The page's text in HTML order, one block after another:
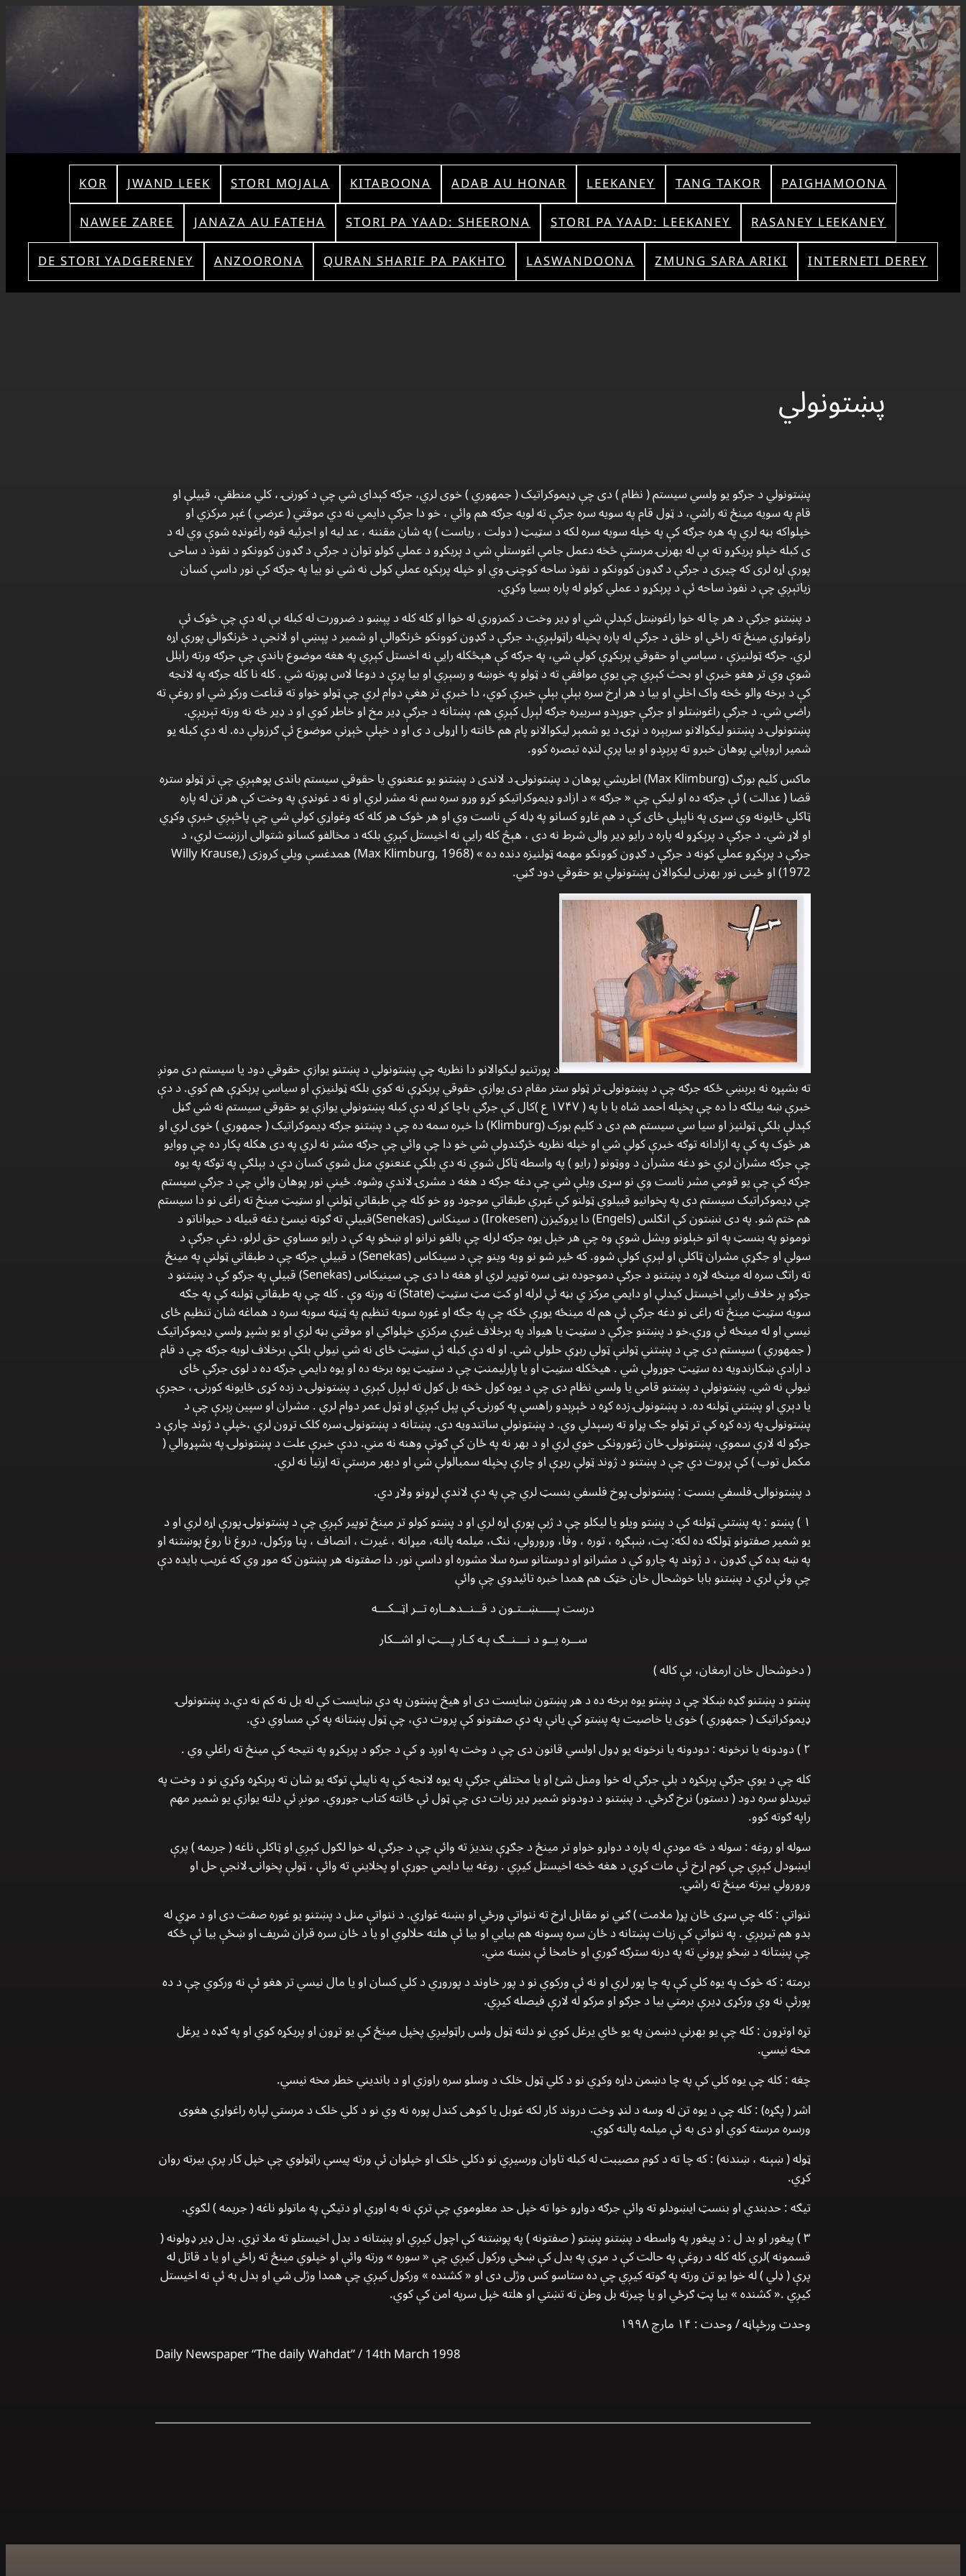
KOR JWAND LEEK STORI MOJALA KITABOONA ADAB AU HONAR LEEKANEY TANG TAKOR
PAIGHAMOONA
NAWEE ZAREE
JANAZA AU FATEHA STORI PA YAAD: SHEERONA STORI PA YAAD: LEEKANEY
RASANEY LEEKANEY
DE STORI YADGERENEY
ANZOORONA QURAN SHARIF PA PAKHTO LASWANDOONA ZMUNG SARA ARIKI INTERNETI DEREY
پښتونولي
پښتونولي د جرګو یو ولسي سیستم ( نظام ) دی چې ډیموکراتیک ( جمهوري ) خوی لري، جرګه کېدای شي چې د کورنۍ ، کلي منطقې، قبیلې او
قام په سویه مینځ ته راشي، د ټول قام په سویه سره جرګې ته لویه جرګه هم وائي ، خو دا جرګې دایمي نه دي موقتي ( عرضي ) غېر مرکزي او
خپلواکه بڼه لري په هره جرګه کې په خپله سویه سره لکه د سټیټ ( دولت ، ریاست ) په شان مقننه ، عد لیه او اجرئیه قوه راغونډه شوې وي له د
ی کبله خپلو پریکړو ته بې له بهرنۍ مرستې څخه دعمل جامې اغوستلې شي د پریکړو د عملي کولو توان د جرګې د ګډون کوونکو د نفوذ د ساحی
پورې اړه لری که چيری د جرګې د ګډون کوونکو د نفوذ ساحه کوچنۍ وي او خپله پرېکړه عملي کولی نه شي نو بیا په جرګه کې نور داسې کسان
زیاتېږي چې د نفوذ ساحه ئې د پرېکړو د عملي کولو له پاره بسیا وکړي.
د پښتنو جرګې د هر چا له خوا راغوښتل کېدلې شي او ډیر وخت د کمزوري له خوا او کله کله د پېښو د ضرورت له کبله بې له دې چې څوک ئې
راوغواړي مینځ ته راځي او خلق د جرګې له پاره پخپله راټولېږي.د جرګې د ګډون کوونکو څرنګوالې او شمیر د پېښې او لانجې د څرنګوالي پورې اړه
لري. جرګه ټولنیزې ، سیاسي او حقوقي پرېکړې کولې شي، په جرګه کې هېڅکله رايې نه اخستل کېږي په هغه موضوع باندې چې جرګه ورته رابلل
شوې وي تر هغو خبرې او بحث کېږي چې یوې موافقې ته د ټولو په خوښه و رسېږي او بیا پرې د دوعا لاس پورته شي . کله نا کله جرګه په لانجه
کې د برخه والو څخه واک اخلي او بیا د هر اړخ سره بېلې بېلې خبرې کوي، دا خبرې تر هغې دوام لري چې ټولو خواو ته قناعت ورکړ شي او روغې ته
راضي شي. د جرګې راغوښتلو او جرګې جوړېدو سربیره جرګه لېږل کېږي هم، پښتانه د جرګې ډیر مخ او خاطر کوي او د ډیر څه نه ورته تېریږي.
پښتونولۍ د پښتنو لیکوالانو سربېره د نړۍ د یو شمېر لیکوالانو پام هم ځانته را اړولی د ی او د خپلې څېړنې موضوع ئې ګرزولې ده. له دې کبله یو
شمیر اروپايي پوهان خبرو ته پرېږدو او بیا پرې لنډه تبصره کوو.
ماکس کلیم بورګ (Max Klimburg) اطریشي پوهان د پښتونولۍ د لاندی د پښتنو یو عنعنوي یا حقوقي سیستم باندی پوهېږي چې تر ټولو ستره
قضا ( عدالت ) ئې جرګه ده او لیکې چې « جرګه » د ازادو ډیموکراتیکو کړو وړو سره سم نه مشر لري او نه د غونډې په وخت کې هر تن له پاره
ټاکلي ځایونه وي سړی په ناپېلي ځای کې د هم غاړو کسانو په ډله کې ناست وي او هر څوک هر کله که وغواړي کولې شي چې پاڅېږي خبرې وکړي
او لاړ شي. د جرګې د پرېکړو له پاره د رایو ډیر والی شرط نه دی ، هېڅ کله رايې نه اخیستل کېږي بلکه د مخالفو کسانو شتوالی ارزښت لري، د
جرګې د پرېکړو عملي کونه د جرګې د ګډون کوونکو مهمه ټولنیزه دنده ده » (Max Klimburg, 1968) همدغسې ویلي کروزی (Willy Krause,
1972) او ځینی نور بهرنی لیکوالان پښتونولي یو حقوقي دود ګڼي.
د پورتنیو لیکوالانو دا نظریه چې پښتونولي د پښتنو یوازې حقوقي دود یا سیستم دی مونږ
ته بشپړه نه برېښي ځکه جرګه چې د پښتونولۍ تر ټولو ستر مقام دی یوازې حقوقي پرېکړې نه کوي بلکه ټولنیزې او سیاسي پرېکړې هم کوي. د دې
خبرې ښه بیلګه دا ده چې پخپله احمد شاه با با په ( ۱۷۴۷ ع )کال کې جرګې باچا کړ له دې کبله پښتونولي یوازې یو حقوقي سیستم نه شي ګڼل
کېدلې بلکې ټولنیز او سیا سي سیستم هم دی د کلیم بورک (Klimburg) دا خبره سمه ده چې د پښتنو جرګه ډیموکراتیک ( جمهوري ) خوی لري او
هر څوک په کې په ازادانه توګه خبرې کولې شي او خپله نظریه څرګندولې شي خو دا چې وائي چې جرګه مشر نه لري په دی هکله پکار ده چې ووایو
چې جرګه مشران لري خو دغه مشران د ووټونو ( رایو ) په واسطه ټاکل شوي نه دي بلکې عنعنوي منل شوي کسان دي د بېلګې په توګه په یوه
جرګه کې چې یو قومي مشر ناست وي نو سړی ویلې شي چې دغه جرګه د هغه د مشرۍ لاندې وشوه. ځینې نور پوهان وائي چې د جرګې سیستم
چې ډیموکراتیک سیستم دی په پخوانیو قبیلوي ټولنو کې غېرې طبقاتي موجود وو خو کله چې طبقاتي ټولنې او سټیټ مینځ ته راغی نو دا سیستم
هم ختم شو. په دی نښتون کې انګلس (Engels) دا یروکیزن (Irokesen) د سینکاس (Senekas)قبیلې ته ګوته نیسئ دغه قبیله د حیواناتو د
نومونو په بنسټ په اتو خېلونو ویشل شوې وه چې هر خېل یوه جرګه لرله چې بالغو نرانو او ښځو په کې د رایو مساوي حق لرلو، دغې جرګې د
سولې او جګړې مشران ټاکلې او لېرې کولې شوو. که ځیر شو نو وبه وینو چې د سینکاس (Senekas) د قبیلې جرګه چې د طبقاتي ټولنې په مینځ
ته راتګ سره له مینځه لاړه د پښتنو د جرګې دموجوده بڼی سره توپیر لري او هغه دا دی چې سینیکاس (Senekas) قبیلې په جرګو کې د پښتنو د
جرګو پر خلاف رايې اخیستل کیدلې او دایمي مرکز ي بڼه ئې لرله او کټ مټ سټیټ (State) ته ورته وې . کله چې په طبقاتي ټولنه کې په جګه
سویه سټیټ مینځ ته راغی نو دغه جرګې ئې هم له مینځه یوړې ځکه چې په جګه او غوره سویه تنظیم په ټیټه سویه سره د هماغه شان تنظیم ځای
نیسي او له مینځه ئې وړي.خو د پښتنو جرګې د سټیټ یا هیواد په برخلاف غیرې مرکزي خپلواکي او موقتي بڼه لري او یو بشپړ ولسي ډیموکراتیک
( جمهوري ) سیستم دی چې د پښتني ټولنې ټولې ربړې حلولې شي. او له دې کبله ئې سټیټ ځای نه شي نیولې بلکې برخلاف لویه جرګه چې د قام
د ارادې ښکارندویه ده سټیټ جوړولې شي . هیڅکله سټیټ او یا پارلیمنټ چې د سټیټ یوه برخه ده او یوه دایمي جرګه ده د لوی جرګې ځای
نیولې نه شي. پښتونولې د پښتنو قامي یا ولسي نظام دی چې د یوه کول څخه بل کول ته لېږل کېږي د پښتونولۍ د زده کړی ځایونه کورنۍ ، حجرې
یا دېري او پښتني ټولنه ده. د پښتونولۍ زده کړه د ځېږېدو راهسې په کورنۍ کې پېل کېږي او ټول عمر دوام لري . مشران او سپین ږېرې چې د
پښتونولۍ په زده کړه کې تر ټولو جګ پړاو ته رسېدلي وي. د پښتونولې ساتندويه دی. پښتانه د پښتونولۍ سره کلک تړون لري ،خپلې د ژوند چارې د
جرګو له لارې سموي، پښتونولۍ ځان ژغورونکی خوي لري او د بهر نه په ځان کې ګوتې وهنه نه مني. ددې خبرې علت د پښتونولۍ په بشپړوالي (
مکمل توب ) کې پروت دي چې د پښتنو د ژوند ټولې ربړې او چارې پخپله سمبالولې شي او دبهر مرستې ته اړتیا نه لري.
د پښتونوالۍ فلسفي بنسټ :پښتونولۍ پوخ فلسفي بنسټ لري چې په دې لاندې لړونو ولاړ دي.
۱ ) پښتو : په پښتني ټولنه کې د پښتو ویلو یا لیکلو چې د ژبې پورې اړه لري او د پښتو کولو تر مینځ توپیر کېږي چې د پښتونولۍ پورې اړه لري او د
یو شمیر صفتونو ټولګه ده لکه: پت، ښېګړه ، توره ، وفا، ورورولي، ننګ، میلمه پالنه، میړانه ، غیرت ، انصاف ، پنا ورکول، دروغ نا روغ پوښتنه او
په ښه بده کې ګډون ، د ژوند په چارو کې د مشرانو او دوستانو سره سلا مشوره او داسې نور. دا صفتونه هر پښتون که موړ وي که غریب بایده دې
چې وئې لري د پښتنو بابا خوشحال خان خټک هم همدا خبره تائیدوي چې وائې
درست پـــــښــتـون د قــنــدهــاره تــر اټــکـــه
ســره یــو د نـــنــګ پـه کـار پـــټ او اشــکار
( دخوشحال خان ارمغان، بې کاله )
پښتو د پښتنو ګډه ښکلا چې د پښتو یوه برخه ده د هر پښتون ښایست دی او هیڅ پښتون په دې ښایست کې له بل نه کم نه دي.د پښتونولۍ
ډیموکراتیک ( جمهوري ) خوی یا خاصیت په پښتو کې یانې په دې صفتونو کې پروت دي، چې ټول پښتانه په کې مساوي دي.
۲ ) دودونه یا نرخونه : دودونه یا نرخونه یو ډول اولسي قانون دی چې د وخت په اوږد و کې د جرګو د پرېکړو په نتیجه کې مینځ ته راغلي وي .
کله چې د یوې جرګې پرېکړه د بلې جرګې له خوا ومنل شئ او یا مختلفې جرګې په یوه لانجه کې په ناپیلې توګه یو شان ته پرېکړه وکړي نو د وخت په
تیریدلو سره دود ( دستور) نرخ ګرځي. د پښتنو د دودونو شمیر ډیر زیات دی چې ټول ئې ځانته کتاب جوړوي. مونږ ئې دلته یوازې یو شمیر مهم
راپه ګوته کوو.
سوله او روغه :سوله د څه مودې له پاره د دواړو خواو تر مینځ د جګړې بندیز ته وائې چې د جرګې له خوا لګول کېږي او ټاکلې ناغه ( جریمه ) پرې
ایښودل کېږي چې کوم اړخ ئې مات کړي د هغه څخه اخیستل کیږي . روغه بیا دایمي جوړې او پخلاینې ته وائې ، ټولې پخوانۍ لانجې حل او
ورورولي بیرته مینځ ته راشي.
ننواتې : کله چې سړی ځان پړ( ملامت ) ګڼي نو مقابل اړخ ته ننواتې ورځي او بښنه غواړي. د ننواتې منل د پښتنو یو غوره صفت دی او د مړي له
بدو هم تیریږي . په ننواتې کې زیات پښتانه د ځان سره پسونه هم بیايي او بیا ئې هلته حلالوي او یا د ځان سره قران شریف او ښځې بیا ئې ځکه
چې پښتانه د ښځو پړوني ته په درنه سترګه ګوري او خامخا ئې بښنه مني.
برمته :که څوک په یوه کلي کې په چا پور لري او نه ئې ورکوي نو د پور خاوند د پوروړي د کلي کسان او یا مال نیسي تر هغو ئې نه ورکوي چې د ده
پورئې نه وي ورکړی ډیرې برمتي بیا د جرګو او مرکو له لارې فیصله کیږي.
تړه اوتړون :کله چې یو بهرنې دښمن په یو ځاي یرغل کوي نو دلته ټول ولس راټولیږي پخپل مینځ کې یو تړون او پریکړه کوي او په ګډه د یرغل
مخه نیسي.
چغه :کله چې یوه کلي کې په چا دښمن داړه وکړي نو د کلي ټول خلک د وسلو سره راوزي او د باندیني خطر مخه نیسي.
اشر ( پګړه) :کله چې د یوه تن له وسه د لنډ وخت دروند کار لکه غوبل یا کوهی کندل پوره نه وي نو د کلي خلک د مرستي لپاره راغواړي هغوی
ورسره مرسته کوي او دی به ئې میلمه پالنه کوي.
ټوله ( ښېنه ، ښندنه) :که چا ته د کوم مصیبت له کبله تاوان ورسیږي نو دکلي خلک او خپلوان ئې ورته پیسې راټولوي چې خپل کار پرې بیرته روان
کړي.
تیګه :حدبندي او بنسټ ایښودلو ته وائې جرګه دواړو خوا ته خپل حد معلوموي چې ترې نه به اوړي او دتیګې په ماتولو ناغه ( جریمه ) لګوي.
۳ ) پیغور او بد ل : د پیغور په واسطه د پښتنو پښتو ( صفتونه ) په پوښتنه کې اچول کیږي او پښتانه د بدل اخیستلو ته ملا تړي. بدل ډیر ډولونه (
قسمونه )لري کله کله د روغې په حالت کې د مړي په بدل کې ښځي ورکول کیږي چې « سوره » ورته وائې او خپلوي مینځ ته راځي او یا د قاتل له
پرې ( ډلي ) له خوا یو تن ورته په ګوته کیږي چې ده ستاسو کس وژلی دی او « کشنده » ورکول کیږي چې همدا وژلی شي او بدل به ئې نه اخیستل
کيږي .« کشنده » بیا پټ ګرځي او یا چیرته بل وطن ته تښتي او هلته خپل سرپه امن کې کوي.
وحدت ورځپاڼه / وحدت : ۱۴ مارچ ۱۹۹۸
Daily Newspaper “The daily Wahdat” / 14th March 1998